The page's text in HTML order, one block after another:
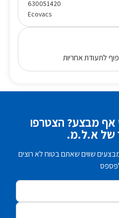
630051420
Ecovacs
לתעודת אחריות
מבצע? הצטרפו
של א.ל.מ.
שווים שאתם בטוח לא רוצים